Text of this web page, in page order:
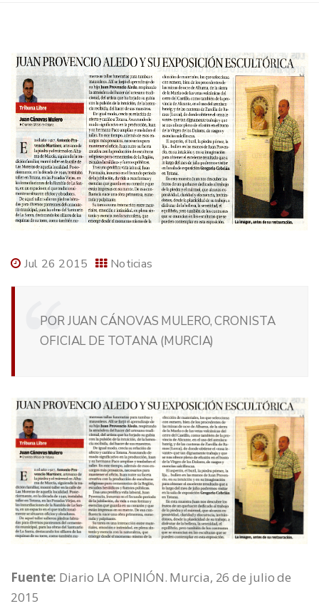
Jul 26 2015 Noticias
POR JUAN CÁNOVAS MULERO, CRONISTA
OFICIAL DE TOTANA (MURCIA)
Fuente: Diario LA OPINIÓN. Murcia, 26 de julio de
2015